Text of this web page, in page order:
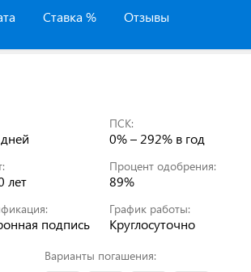
Ставка % Отзывы
ПСК:
0% – 292% в год
лет
Процент одобрения:
89%
подпись
График работы:
Круглосуточно
Варианты погашения: